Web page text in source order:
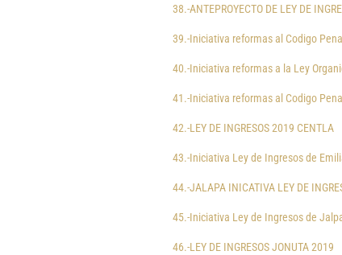
38.-ANTEPROYECTO DE LEY DE
39.-Iniciativa reformas al Codigo
40.-Iniciativa reformas a la Ley
41.-Iniciativa reformas al Codigo Penal
42.-LEY DE INGRESOS 2019 CENTLA
43.-Iniciativa Ley de Ingresos de
44.-JALAPA INICATIVA LEY DE
45.-Iniciativa Ley de Ingresos de
46.-LEY DE INGRESOS JONUTA 2019